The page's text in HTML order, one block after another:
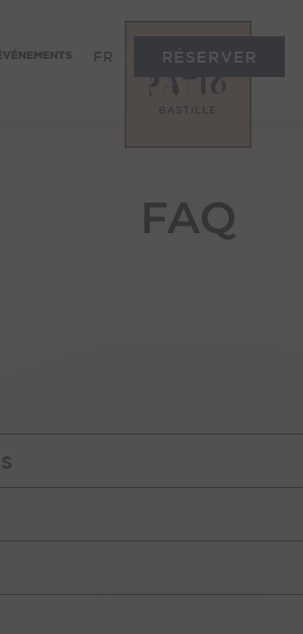
FR RÉSERVER
FAQ